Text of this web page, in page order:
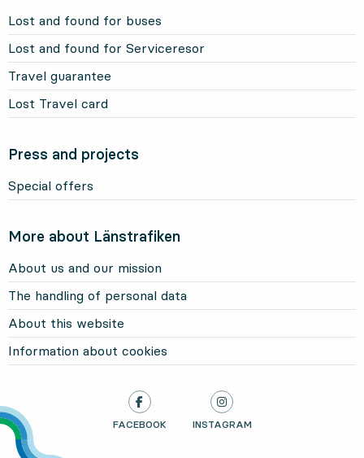
Lost and found for buses
Lost and found for Serviceresor
Travel guarantee
Lost Travel card
Press and projects
Special offers
More about Länstrafiken
About us and our mission
The handling of personal data
About this website
Information about cookies
LÄNSTRAFIKEN ON
FACEBOOK , OPENS IN NEW TAB
LÄNSTRAFIKEN ON
INSTAGRAM